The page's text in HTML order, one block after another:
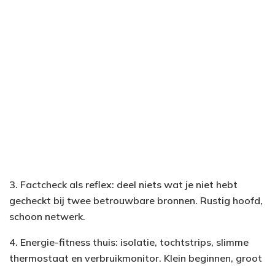
3. Factcheck als reflex: deel niets wat je niet hebt
gecheckt bij twee betrouwbare bronnen. Rustig hoofd,
schoon netwerk.
4. Energie-fitness thuis: isolatie, tochtstrips, slimme
thermostaat en verbruikmonitor. Klein beginnen, groot